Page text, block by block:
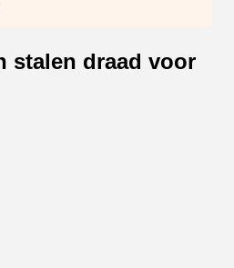
stalen draad voor